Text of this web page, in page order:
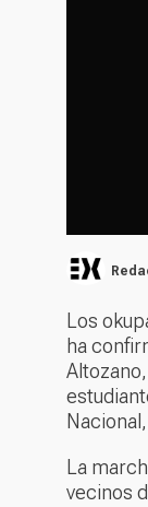
Los
ha
La
vecinos